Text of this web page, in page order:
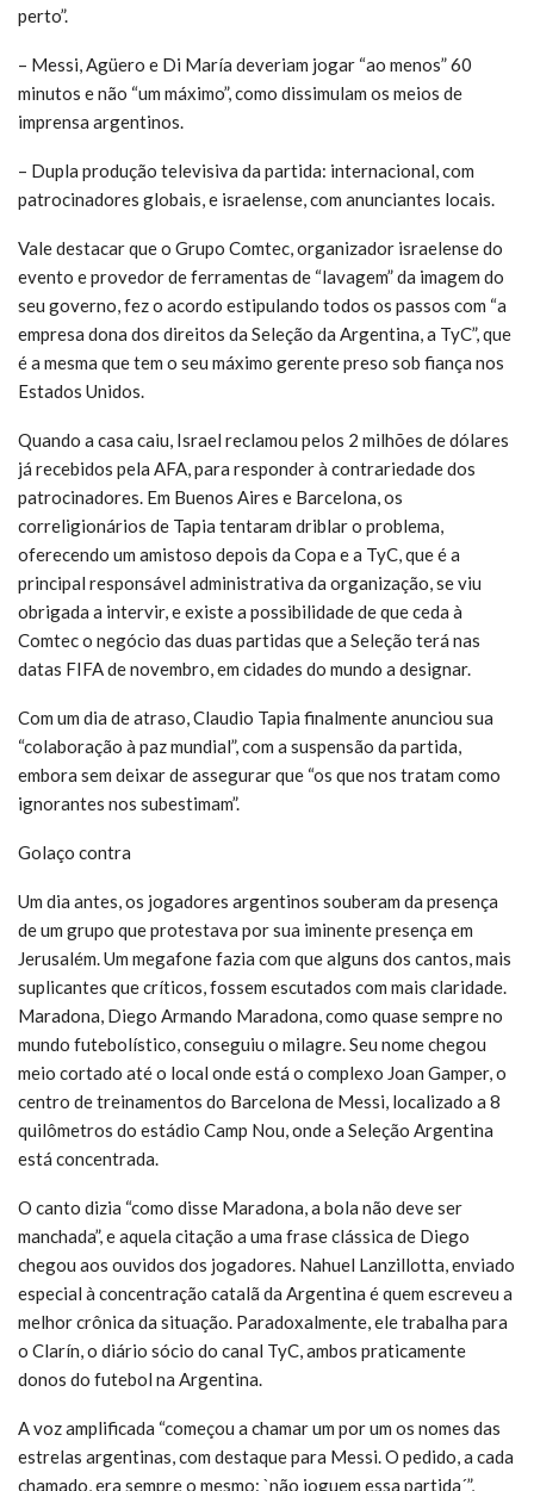
perto”.
– Messi, Agüero e Di María deveriam jogar “ao menos” 60
minutos e não “um máximo”, como dissimulam os meios de
imprensa argentinos.
– Dupla produção televisiva da partida: internacional, com
patrocinadores globais, e israelense, com anunciantes locais.
Vale destacar que o Grupo Comtec, organizador israelense do
evento e provedor de ferramentas de “lavagem” da imagem do
seu governo, fez o acordo estipulando todos os passos com “a
empresa dona dos direitos da Seleção da Argentina, a TyC”, que
é a mesma que tem o seu máximo gerente preso sob fiança nos
Estados Unidos.
Quando a casa caiu, Israel reclamou pelos 2 milhões de dólares
já recebidos pela AFA, para responder à contrariedade dos
patrocinadores. Em Buenos Aires e Barcelona, os
correligionários de Tapia tentaram driblar o problema,
oferecendo um amistoso depois da Copa e a TyC, que é a
principal responsável administrativa da organização, se viu
obrigada a intervir, e existe a possibilidade de que ceda à
Comtec o negócio das duas partidas que a Seleção terá nas
datas FIFA de novembro, em cidades do mundo a designar.
Com um dia de atraso, Claudio Tapia finalmente anunciou sua
“colaboração à paz mundial”, com a suspensão da partida,
embora sem deixar de assegurar que “os que nos tratam como
ignorantes nos subestimam”.
Golaço contra
Um dia antes, os jogadores argentinos souberam da presença
de um grupo que protestava por sua iminente presença em
Jerusalém. Um megafone fazia com que alguns dos cantos, mais
suplicantes que críticos, fossem escutados com mais claridade.
Maradona, Diego Armando Maradona, como quase sempre no
mundo futebolístico, conseguiu o milagre. Seu nome chegou
meio cortado até o local onde está o complexo Joan Gamper, o
centro de treinamentos do Barcelona de Messi, localizado a 8
quilômetros do estádio Camp Nou, onde a Seleção Argentina
está concentrada.
O canto dizia “como disse Maradona, a bola não deve ser
manchada”, e aquela citação a uma frase clássica de Diego
chegou aos ouvidos dos jogadores. Nahuel Lanzillotta, enviado
especial à concentração catalã da Argentina é quem escreveu a
melhor crônica da situação. Paradoxalmente, ele trabalha para
o Clarín, o diário sócio do canal TyC, ambos praticamente
donos do futebol na Argentina.
A voz amplificada “começou a chamar um por um os nomes das
estrelas argentinas, com destaque para Messi. O pedido, a cada
chamado, era sempre o mesmo: `não joguem essa partida´”,